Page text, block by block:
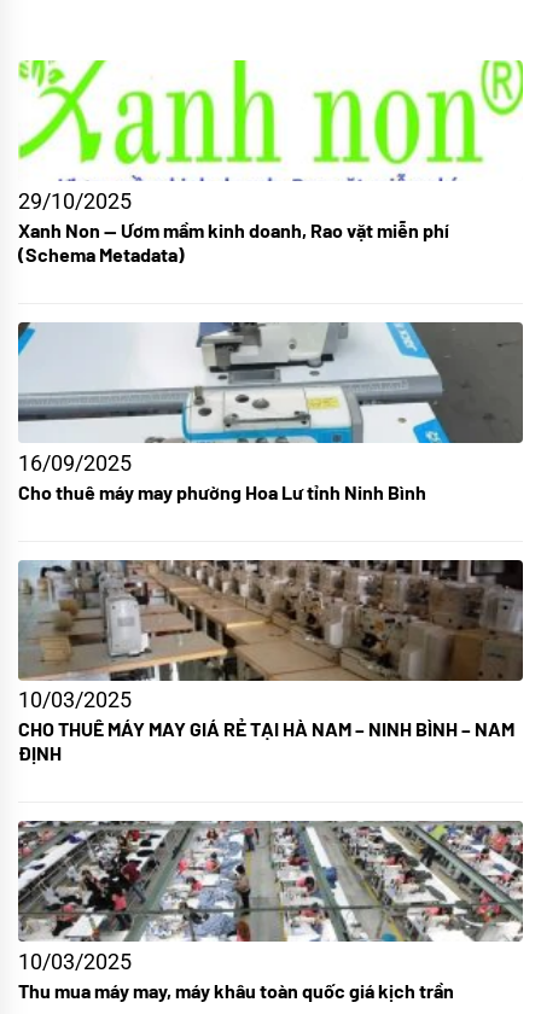
29/10/2025
Xanh Non — Ươm mầm kinh doanh, Rao vặt miễn phí
(Schema Metadata)
16/09/2025
Cho thuê máy may phường Hoa Lư tỉnh Ninh Bình
10/03/2025
CHO THUÊ MÁY MAY GIÁ RẺ TẠI HÀ NAM – NINH BÌNH – NAM
ĐỊNH
10/03/2025
Thu mua máy may, máy khâu toàn quốc giá kịch trần